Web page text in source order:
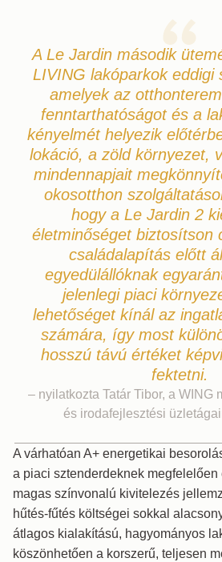
A Le Jardin második
LIVING lakóparkok eddigi
amelyek az
fenntarthatóságot és a
kényelmét helyezik
lokáció, a zöld környezet,
mindennapjait
okosotthon
hogy a Le Jardin 2
életminőséget biztosítson
családalapítás előtt
egyedülállóknak
jelenlegi piaci
lehetőséget kínál az
számára, így most
hosszú távú értéket
fektetni.
– nyilatkozta Tatár Tibor, a WING
és irodafejlesztési
A várhatóan A+ energetikai
a piaci sztenderdeknek
magas színvonalú kivitelezés
hűtés-fűtés költségei sokkal
átlagos kialakítású, hagyományos
köszönhetően a korszerű, teljesen